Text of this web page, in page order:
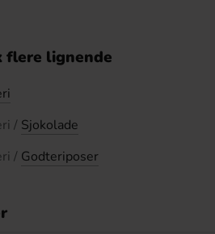
flere lignende
/ Sjokolade
/ Godteriposer